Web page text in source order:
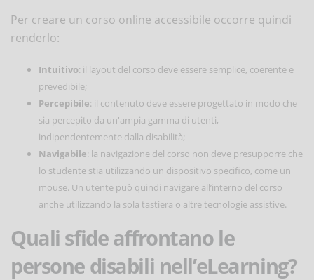
Per creare un corso online accessibile occorre quindi
renderlo:
Intuitivo: il layout del corso deve essere semplice, coerente e
prevedibile;
Percepibile: il contenuto deve essere progettato in modo che
sia percepito da un'ampia gamma di utenti,
indipendentemente dalla disabilità;
Navigabile: la navigazione del corso non deve presupporre che
lo studente stia utilizzando un dispositivo specifico, come un
mouse. Un utente può quindi navigare all’interno del corso
anche utilizzando la sola tastiera o altre tecnologie assistive.
Quali sfide affrontano le
persone disabili nell’eLearning?